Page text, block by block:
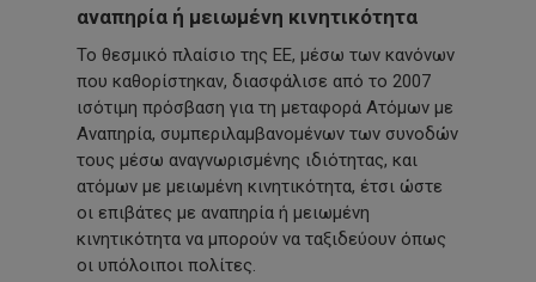
αναπηρία ή μειωμένη κινητικότητα
Το θεσμικό πλαίσιο της ΕΕ, μέσω των κανόνων
που καθορίστηκαν, διασφάλισε από το 2007
ισότιμη πρόσβαση για τη μεταφορά Ατόμων με
Αναπηρία, συμπεριλαμβανομένων των συνοδών
τους μέσω αναγνωρισμένης ιδιότητας, και
ατόμων με μειωμένη κινητικότητα, έτσι ώστε
οι επιβάτες με αναπηρία ή μειωμένη
κινητικότητα να μπορούν να ταξιδεύουν όπως
οι υπόλοιποι πολίτες.